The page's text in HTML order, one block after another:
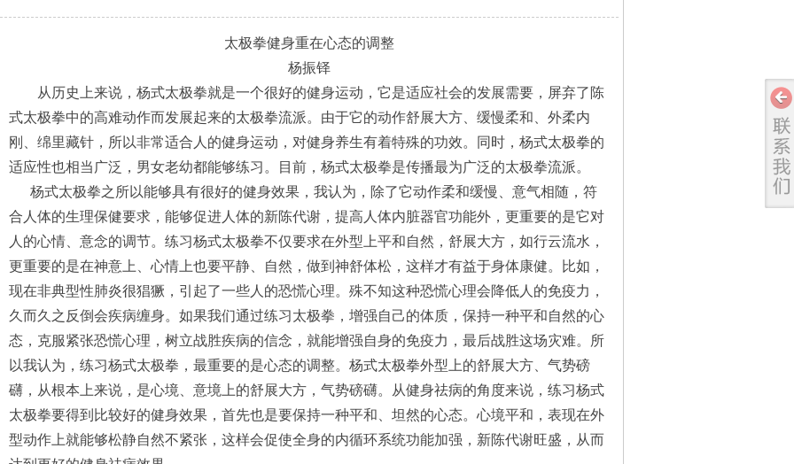
太极拳健身重在心态的调整
杨振铎
从历史上来说，杨式太极拳就是一个很好的健身运动，它是适应社会的发展需要，屏弃了陈
式太极拳中的高难动作而发展起来的太极拳流派。由于它的动作舒展大方、缓慢柔和、外柔内
刚、绵里藏针，所以非常适合人的健身运动，对健身养生有着特殊的功效。同时，杨式太极拳的
适应性也相当广泛，男女老幼都能够练习。目前，杨式太极拳是传播最为广泛的太极拳流派。
杨式太极拳之所以能够具有很好的健身效果，我认为，除了它动作柔和缓慢、意气相随，符
合人体的生理保健要求，能够促进人体的新陈代谢，提高人体内脏器官功能外，更重要的是它对
人的心情、意念的调节。练习杨式太极拳不仅要求在外型上平和自然，舒展大方，如行云流水，
更重要的是在神意上、心情上也要平静、自然，做到神舒体松，这样才有益于身体康健。比如，
现在非典型性肺炎很猖獗，引起了一些人的恐慌心理。殊不知这种恐慌心理会降低人的免疫力，
久而久之反倒会疾病缠身。如果我们通过练习太极拳，增强自己的体质，保持一种平和自然的心
态，克服紧张恐慌心理，树立战胜疾病的信念，就能增强自身的免疫力，最后战胜这场灾难。所
以我认为，练习杨式太极拳，最重要的是心态的调整。杨式太极拳外型上的舒展大方、气势磅
礴，从根本上来说，是心境、意境上的舒展大方，气势磅礴。从健身祛病的角度来说，练习杨式
太极拳要得到比较好的健身效果，首先也是要保持一种平和、坦然的心态。心境平和，表现在外
型动作上就能够松静自然不紧张，这样会促使全身的内循环系统功能加强，新陈代谢旺盛，从而